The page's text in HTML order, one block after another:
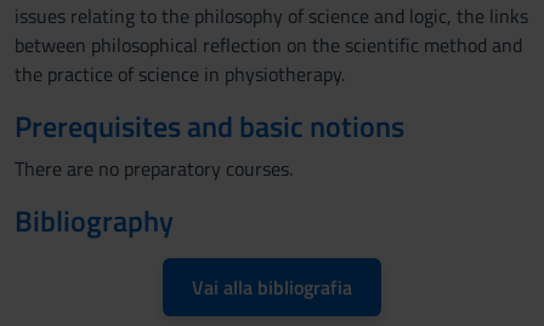
issues relating to the philosophy of science and logic, the links
between philosophical reflection on the scientific method and
the practice of science in physiotherapy.
Prerequisites and basic notions
There are no preparatory courses.
Bibliography
Vai alla bibliografia